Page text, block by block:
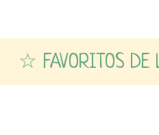
☆ FAVORITOS DE